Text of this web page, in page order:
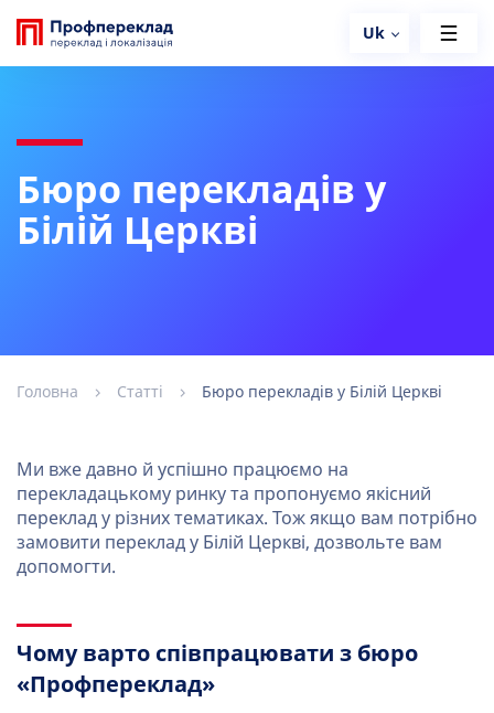
Uk
Бюро перекладів у
Білій Церкві
Головна Статті Бюро перекладів у Білій Церкві
Ми вже давно й успішно працюємо на
перекладацькому ринку та пропонуємо якісний
переклад у різних тематиках. Тож якщо вам потрібно
замовити переклад у Білій Церкві, дозвольте вам
допомогти.
Чому варто співпрацювати з бюро
«Профпереклад»